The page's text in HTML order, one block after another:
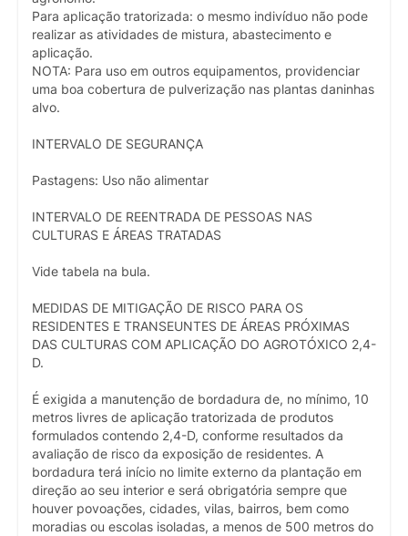
Para aplicação tratorizada: o mesmo indivíduo não pode
realizar as atividades de mistura, abastecimento e
aplicação.
NOTA: Para uso em outros equipamentos, providenciar
uma boa cobertura de pulverização nas plantas daninhas
alvo.
INTERVALO DE SEGURANÇA
Pastagens: Uso não alimentar
INTERVALO DE REENTRADA DE PESSOAS NAS
CULTURAS E ÁREAS TRATADAS
Vide tabela na bula.
MEDIDAS DE MITIGAÇÃO DE RISCO PARA OS
RESIDENTES E TRANSEUNTES DE ÁREAS PRÓXIMAS
DAS CULTURAS COM APLICAÇÃO DO AGROTÓXICO 2,4-
D.
É exigida a manutenção de bordadura de, no mínimo, 10
metros livres de aplicação tratorizada de produtos
formulados contendo 2,4-D, conforme resultados da
avaliação de risco da exposição de residentes. A
bordadura terá início no limite externo da plantação em
direção ao seu interior e será obrigatória sempre que
houver povoações, cidades, vilas, bairros, bem como
moradias ou escolas isoladas, a menos de 500 metros do